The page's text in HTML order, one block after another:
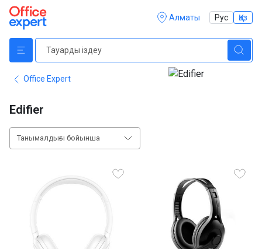
Алматы Рус Қаз
Office Expert
Edifier
Танымалдығы бойынша